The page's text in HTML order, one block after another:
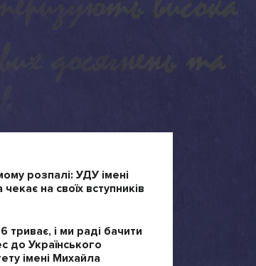
розпалі: УДУ імені
на своїх вступників
триває, і ми раді бачити
до Українського
імені Михайла